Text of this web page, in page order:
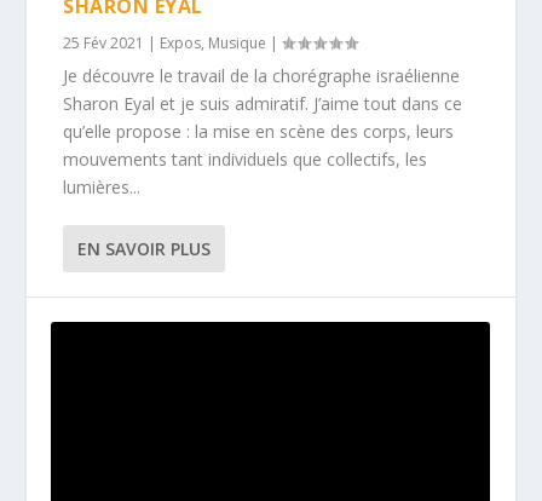
SHARON EYAL
25 Fév 2021 | Expos, Musique |
Je découvre le travail de la chorégraphe israélienne
Sharon Eyal et je suis admiratif. J’aime tout dans ce
qu’elle propose : la mise en scène des corps, leurs
mouvements tant individuels que collectifs, les
lumières...
EN SAVOIR PLUS